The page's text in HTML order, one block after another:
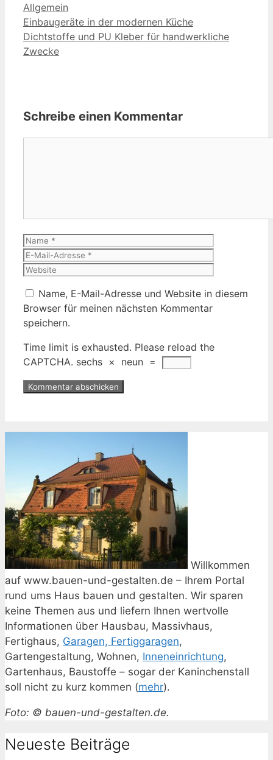
Kategorien
Allgemein
Einbaugeräte in der modernen Küche
Dichtstoffe und PU Kleber für handwerkliche
Zwecke
Schreibe einen Kommentar
Name
Name, E-Mail-Adresse und Website in diesem
Browser für meinen nächsten Kommentar
speichern.
Time limit is exhausted. Please reload the
CAPTCHA. sechs × neun =
Willkommen
auf www.bauen-und-gestalten.de – Ihrem Portal
rund ums Haus bauen und gestalten. Wir sparen
keine Themen aus und liefern Ihnen wertvolle
Informationen über Hausbau, Massivhaus,
Fertighaus, Garagen, Fertiggaragen,
Gartengestaltung, Wohnen, Inneneinrichtung,
Gartenhaus, Baustoffe – sogar der Kaninchenstall
soll nicht zu kurz kommen (mehr).
Foto: © bauen-und-gestalten.de.
Neueste Beiträge